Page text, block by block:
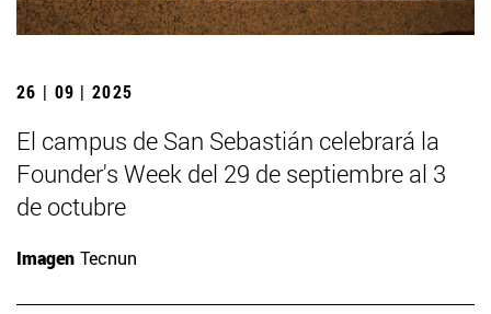
26 | 09 | 2025
El campus de San Sebastián celebrará la
Founder's Week del 29 de septiembre al 3
de octubre
Imagen Tecnun